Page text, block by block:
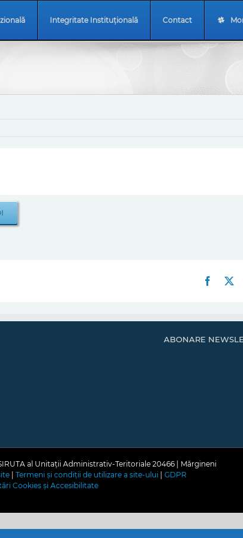
Integritate Instituțională Contact
ABONARE
al Unitații Administrativ-Teritoriale 20466 | Mărgineni
Termeni și condiții de utilizare a site-ului
GDPR
Cookies și Accesibilitate